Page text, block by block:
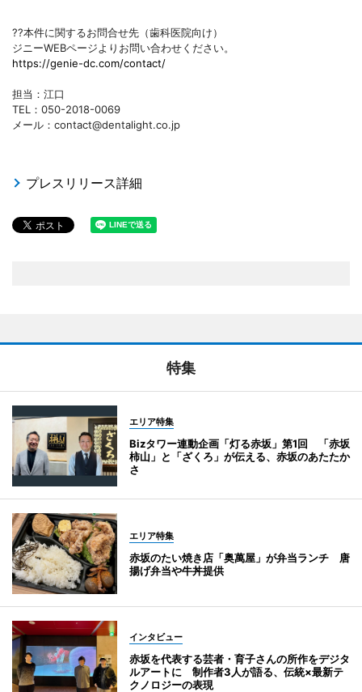
??本件に関するお問合せ先（歯科医院向け）
ジニーWEBページよりお問い合わせください。
https://genie-dc.com/contact/
担当：江口
TEL：050-2018-0069
メール：contact@dentalight.co.jp
プレスリリース詳細
特集
エリア特集
Bizタワー連動企画「灯る赤坂」第1回 「赤坂
柿山」と「ざくろ」が伝える、赤坂のあたたか
さ
エリア特集
赤坂のたい焼き店「奥萬屋」が弁当ランチ 唐
揚げ弁当や牛丼提供
インタビュー
赤坂を代表する芸者・育子さんの所作をデジタ
ルアートに 制作者3人が語る、伝統×最新テ
クノロジーの表現